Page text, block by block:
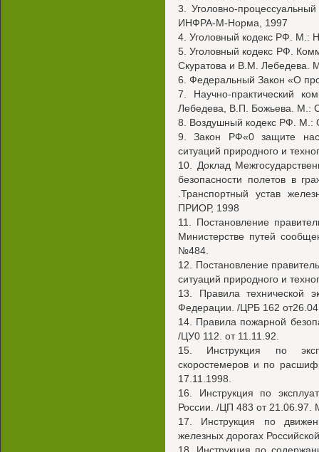
3. Уголовно-
ИНФРА-М-Норма, 1997
4. Уголовный кодекс РФ. М.:
5. Уголовный кодекс РФ.
Скуратова и В.М.
6. Федеральный Закон «О
7. Научно-практический
Лебедева, В.П. Божьева. М.:
8. Воздушный кодекс РФ. М.:
9. Закон РФ«0 защите
ситуаций природного и
10. Доклад
безопасности полетов в
.Транспортный устав
ПРИОР, 1998
11. Постановление
Министерстве путей
№484.
12. Постановление
ситуаций природного и
13. Правила технической
Федерации. /ЦРБ 162
14. Правила пожарной
/ЦУ0 112. от 11.11.92.
15. Инструкция по
скоростемеров и по
17.11.1998.
16. Инструкция по
России. /ЦП 483 от 21.06.97.
17. Инструкция по
железных дорогах